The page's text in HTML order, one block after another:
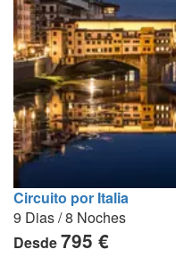
Circuito por Italia
9 Dias / 8 Noches
Desde795 €